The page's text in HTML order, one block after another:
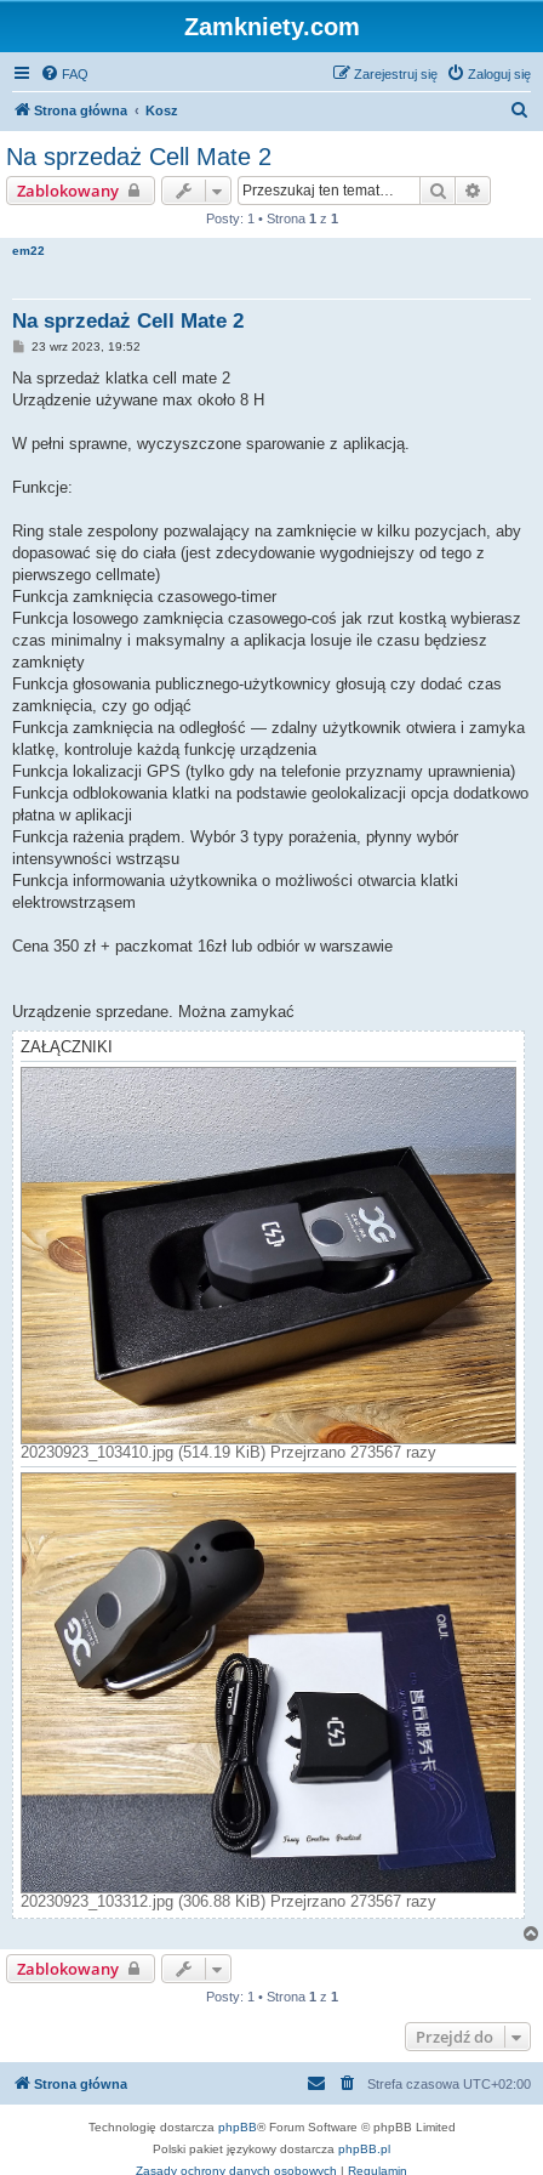
Zamkniety.com
FAQ Zaloguj się
Zarejestruj się
Strona główna Kosz
Na sprzedaż Cell Mate 2
Zablokowany Szukaj
Posty: 1 • Strona 1 z 1
em22
Na sprzedaż Cell Mate 2
P
s
23 wrz 2023, 19:52
Na sprzedaż klatka cell mate 2
Urządzenie używane max około 8 H
W pełni sprawne, wyczyszczone sparowanie z aplikacją.
Funkcje:
Ring stale zespolony pozwalający na zamknięcie w kilku pozycjach, aby
dopasować się do ciała (jest zdecydowanie wygodniejszy od tego z
pierwszego cellmate)
Funkcja zamknięcia czasowego-timer
Funkcja losowego zamknięcia czasowego-coś jak rzut kostką wybierasz
czas minimalny i maksymalny a aplikacja losuje ile czasu będziesz
zamknięty
Funkcja głosowania publicznego-użytkownicy głosują czy dodać czas
zamknięcia, czy go odjąć
Funkcja zamknięcia na odległość — zdalny użytkownik otwiera i zamyka
klatkę, kontroluje każdą funkcję urządzenia
Funkcja lokalizacji GPS (tylko gdy na telefonie przyznamy uprawnienia)
Funkcja odblokowania klatki na podstawie geolokalizacji opcja dodatkowo
płatna w aplikacji
Funkcja rażenia prądem. Wybór 3 typy porażenia, płynny wybór
intensywności wstrząsu
Funkcja informowania użytkownika o możliwości otwarcia klatki
elektrowstrząsem
Cena 350 zł + paczkomat 16zł lub odbiór w warszawie
Urządzenie sprzedane. Można zamykać
ZAŁĄCZNIKI
20230923_103410.jpg (514.19 KiB) Przejrzano 273567 razy
20230923_103312.jpg (306.88 KiB) Przejrzano 273567 razy
Zablokowany
Posty: 1 • Strona 1 z 1
Przejdź do
Strona główna Strefa czasowa UTC+02:00
Technologię dostarcza phpBB® Forum Software © phpBB Limited
Polski pakiet językowy dostarcza phpBB.pl
Zasady ochrony danych osobowych | Regulamin